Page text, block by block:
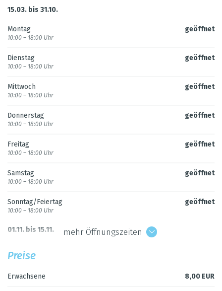
15.03. bis 31.10.
geöff­net
Mon­tag
10:00 – 18:00 Uhr
geöff­net
Diens­tag
10:00 – 18:00 Uhr
geöff­net
Mitt­woch
10:00 – 18:00 Uhr
geöff­net
Don­ners­tag
10:00 – 18:00 Uhr
geöff­net
Frei­tag
10:00 – 18:00 Uhr
geöff­net
Sams­tag
10:00 – 18:00 Uhr
geöff­net
Sonn­tag/Fei­er­tag
10:00 – 18:00 Uhr
01.11. bis 15.11.
Mon­tag
10:00 – 17:00 Uhr
geöff­net
Diens­tag
mehr Öffnungszeiten
Preise
8,00 EUR
Erwach­sene